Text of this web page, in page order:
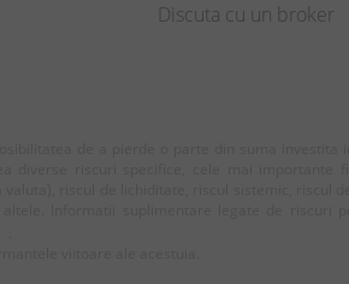
Discuta cu un broker